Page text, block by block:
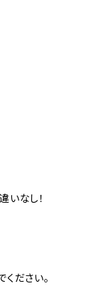
いなし！
ださい。